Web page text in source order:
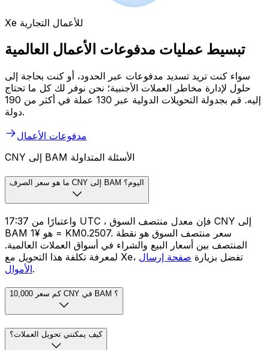
Xe للأعمال التجارية
تبسيط عمليات مدفوعات الأعمال العالمية
سواء كنت تريد تسديد مدفوعات عبر الحدود، أو كنت بحاجة إلى
حلول لإدارة مخاطر العملات الأجنبية؛ نحن نوفر لك كل ما تحتاج
إليه. قم بجدولة التحويلات الدولية عبر 130 عملة في أكثر من 190
دولة.
مدفوعات الأعمال
CNY إلى BAM الأسئلة المتداولة
ما هو سعر الصرف CNY إلى BAM اليوم؟
واعتبارًا من 17:37 UTC ، فإن معدل منتصف السوق CNY إلى
BAM هو ¥1 = KM0.2507. سعر منتصف السوق هو نقطة
المنتصف بين أسعار البيع والشراء في أسواق العملات العالمية.
لمعرفة تكلفة هذا التحويل مع Xe، تفضل بزيارة صفحة إرسال
الأموال.
كم سعر 10,000 CNY في BAM ؟
كيف يمكنني تحويل العملات؟